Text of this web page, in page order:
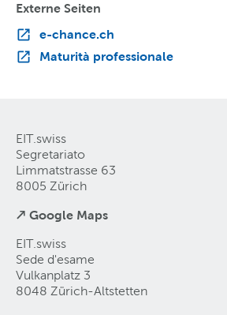
Externe Seiten
e-chance.ch
Maturità professionale
EIT.swiss
Segretariato
Limmatstrasse 63
8005 Zürich
↗ Google Maps
EIT.swiss
Sede d'esame
Vulkanplatz 3
8048 Zürich-Altstetten